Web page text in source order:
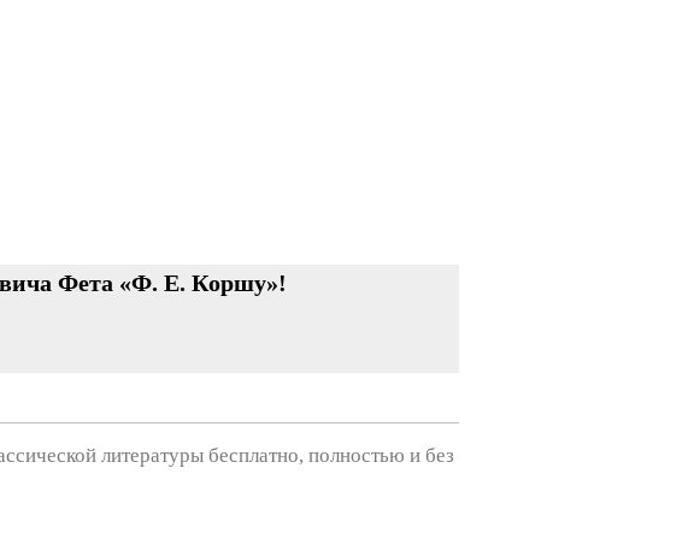
Фета «Ф. Е. Коршу»!
литературы бесплатно, полностью и без